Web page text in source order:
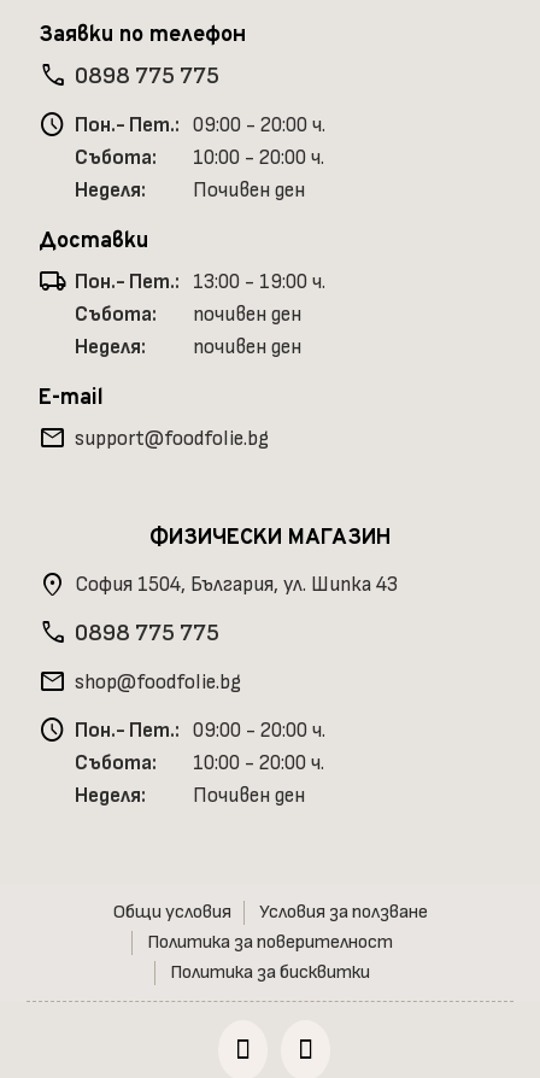
Заявки по телефон
phone 0898 775 775
schedule Пон.- Пет.: 09:00 - 20:00 ч.
Събота:
10:00 - 20:00 ч.
Неделя:
Почивен ден
Доставки
local_shipping Пон.- Пет.:
13:00 - 19:00 ч.
Събота:
почивен ден
Неделя:
почивен ден
E-mail
mail support@foodfolie.bg
ФИЗИЧЕСКИ МАГАЗИН
location_on София 1504, България, ул. Шипка 43
phone 0898 775 775
mail shop@foodfolie.bg
schedule Пон.- Пет.: 09:00 - 20:00 ч.
Събота:
10:00 - 20:00 ч.
Неделя:
Почивен ден
Общи условия
Условия за ползване
Политика за поверителност
Политика за бисквитки